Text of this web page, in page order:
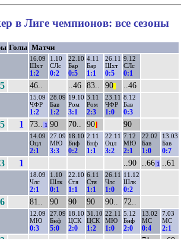
в Лиге чемпионов: все сезоны
Голы Матчи
16.09
Шхт
1:2
1.10
СЛс
0:2
22.10
Бар
0:5
4.11
Бар
1:1
26.11
Шхт
0:5
9.12
СЛс
0:1
5 46.. ..46 83.. 90 ..46
15.09
ЧФР
1:2
28.09
Бав
1:2
19.10
Ром
3:1
3.11
Ром
2:3
23.11
ЧФР
1:0
8.12
Бав
0:3
5 1 73.. 1 90 70.. 90 90
14.09
Оцл
2:1
27.09
МЮ
3:3
18.10
Бнф
0:2
2.11
Бнф
1:1
22.11
Оцл
3:2
7.12
МЮ
2:1
22.02
Бав
1:0
13.03
Бав
0:7
3 1 ..90 ..66 1 ..61
18.09
Члс
2:1
1.10
Шлк
0:1
22.10
Стя
1:1
6.11
Стя
1:1
26.11
Члс
1:0
11.12
Шлк
0:2
6 81.. 90 90 90 90.. 72..
12.09
МЮ
0:3
27.09
Бнф
5:0
18.10
ЦСК
2:0
31.10
ЦСК
1:2
22.11
МЮ
1:0
5.12
Бнф
2:0
13.02
МС
0:4
7.03
МС
2:1